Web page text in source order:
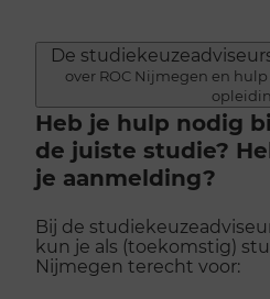
De
over ROC Nijmegen en
Heb je hulp nodig
de juiste studie?
je aanmelding?
Bij de
kun je als (toekomstig)
Nijmegen terecht voor: